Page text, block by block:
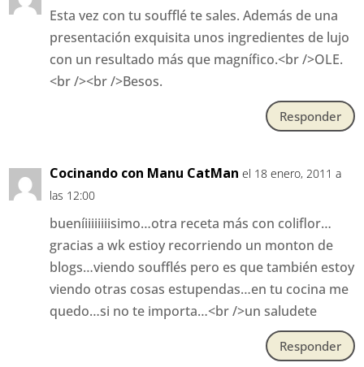
Esta vez con tu soufflé te sales. Además de una
presentación exquisita unos ingredientes de lujo
con un resultado más que magnífico.<br />OLE.
<br /><br />Besos.
Responder
Cocinando con Manu CatMan el 18 enero, 2011 a
las 12:00
bueníiiiiiiiisimo…otra receta más con coliflor…
gracias a wk estioy recorriendo un monton de
blogs…viendo soufflés pero es que también estoy
viendo otras cosas estupendas…en tu cocina me
quedo…si no te importa…<br />un saludete
Responder